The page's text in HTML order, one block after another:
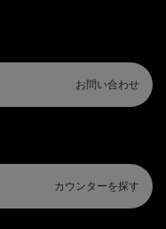
お問い合わせ
カウンターを探す